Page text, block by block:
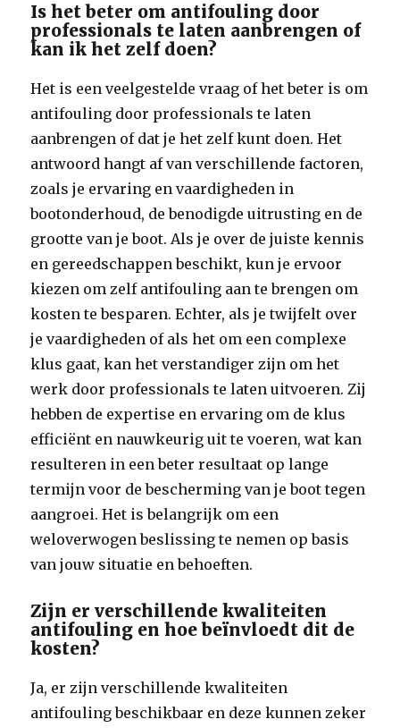
Is het beter om antifouling door
professionals te laten aanbrengen of
kan ik het zelf doen?
Het is een veelgestelde vraag of het beter is om
antifouling door professionals te laten
aanbrengen of dat je het zelf kunt doen. Het
antwoord hangt af van verschillende factoren,
zoals je ervaring en vaardigheden in
bootonderhoud, de benodigde uitrusting en de
grootte van je boot. Als je over de juiste kennis
en gereedschappen beschikt, kun je ervoor
kiezen om zelf antifouling aan te brengen om
kosten te besparen. Echter, als je twijfelt over
je vaardigheden of als het om een complexe
klus gaat, kan het verstandiger zijn om het
werk door professionals te laten uitvoeren. Zij
hebben de expertise en ervaring om de klus
efficiënt en nauwkeurig uit te voeren, wat kan
resulteren in een beter resultaat op lange
termijn voor de bescherming van je boot tegen
aangroei. Het is belangrijk om een
weloverwogen beslissing te nemen op basis
van jouw situatie en behoeften.
Zijn er verschillende kwaliteiten
antifouling en hoe beïnvloedt dit de
kosten?
Ja, er zijn verschillende kwaliteiten
antifouling beschikbaar en deze kunnen zeker